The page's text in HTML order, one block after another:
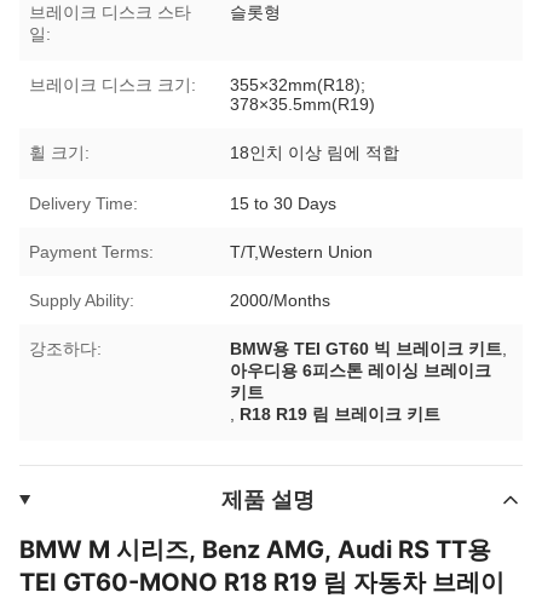
브레이크 디스크 스타
일:
슬롯형
브레이크 디스크 크기:
355×32mm(R18);
378×35.5mm(R19)
휠 크기: 18인치 이상 림에 적합
Delivery Time: 15 to 30 Days
Payment Terms: T/T,Western Union
Supply Ability: 2000/Months
강조하다: BMW용 TEI GT60 빅 브레이크 키트
아우디용 6피스톤 레이싱 브레이크
키트
R18 R19 림 브레이크 키트
제품 설명
BMW M 시리즈, Benz AMG, Audi RS TT용
TEI GT60-MONO R18 R19 림 자동차 브레이